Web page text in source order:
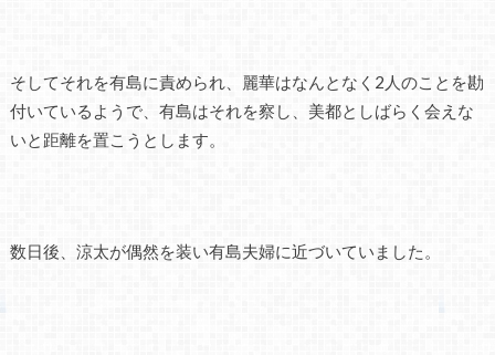
そしてそれを有島に責められ、麗華はなんとなく2人のことを勘
付いているようで、有島はそれを察し、美都としばらく会えな
いと距離を置こうとします。
数日後、涼太が偶然を装い有島夫婦に近づいていました。